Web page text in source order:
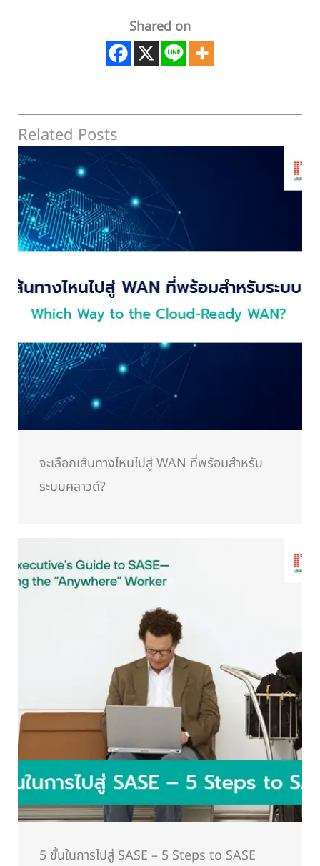
Shared on
Related Posts
จะเลือกเส้นทางไหนไปสู่ WAN ที่พร้อมสำหรับ
ระบบคลาวด์?
5 ขั้นในการไปสู่ SASE – 5 Steps to SASE